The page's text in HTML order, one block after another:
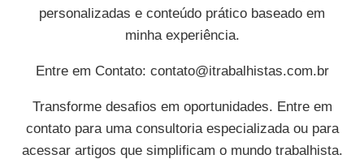
personalizadas e conteúdo prático baseado em
minha experiência.
Entre em Contato: contato@itrabalhistas.com.br
Transforme desafios em oportunidades. Entre em
contato para uma consultoria especializada ou para
acessar artigos que simplificam o mundo trabalhista.